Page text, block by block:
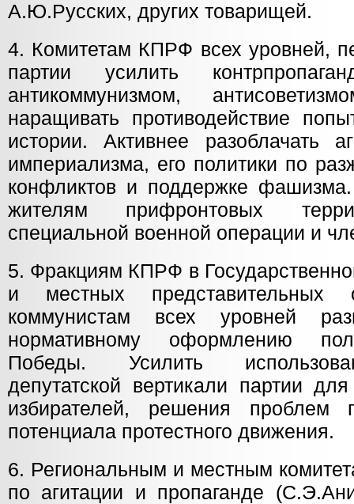
А.Ю.Русских, других товарищей.
4. Комитетам КПРФ всех уровней,
партии усилить
антикоммунизмом,
наращивать противодействие
истории. Активнее разоблачать
империализма, его политики по
конфликтов и поддержке
жителям прифронтовых
специальной военной операции и
5. Фракциям КПРФ в
и местных представительных
коммунистам всех уровней
нормативному оформлению
Победы. Усилить
депутатской вертикали партии
избирателей, решения проблем
потенциала протестного движения.
6. Региональным и местным
по агитации и пропаганде